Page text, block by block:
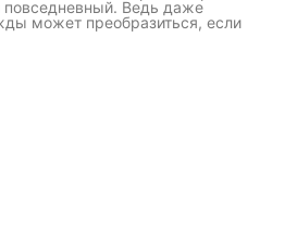
Ведь даже
может преобразиться, если
предпочитают классические
и другие варианты, которые
лук. Мы собрали несколько